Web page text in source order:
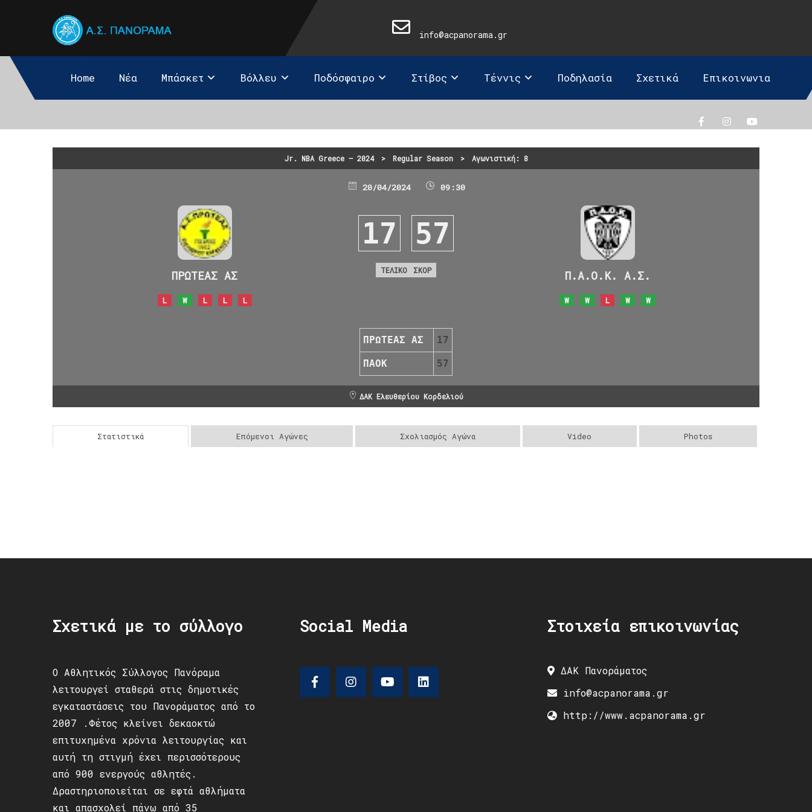
info@acpanorama.gr
Home Νέα Μπάσκετ Βόλλευ Ποδόσφαιρο Στίβος Τέννις Ποδηλασία Σχετικά Επικοινωνια
Jr. NBA Greece – 2024 > Regular Season > Αγωνιστική: 8
20/04/2024 09:30
ΠΡΩΤΕΑΣ ΑΣ
L W L L L
17 57
ΤΕΛΙΚΟ ΣΚΟΡ Π.Α.Ο.Κ. Α.Σ.
W W L W W
ΠΡΩΤΕΑΣ ΑΣ 17
ΠΑΟΚ 57
ΔΑΚ Ελευθερίου Κορδελιού
Στατιστικά Επόμενοι Αγώνες Σχολιασμός Αγώνα Video Photos
Σχετικά με το σύλλογο
Ο Αθλητικός Σύλλογος Πανόραμα
λειτουργεί σταθερά στις δημοτικές
εγκαταστάσεις του Πανοράματος από το
2007 .Φέτος κλείνει δεκαοκτώ
επιτυχημένα χρόνια λειτουργίας και
αυτή τη στιγμή έχει περισσότερους
από 900 ενεργούς αθλητές.
Δραστηριοποιείται σε εφτά αθλήματα
και απασχολεί πάνω από 35
Social Media Στοιχεία επικοινωνίας
ΔΑΚ Πανοράματος
info@acpanorama.gr
http://www.acpanorama.gr